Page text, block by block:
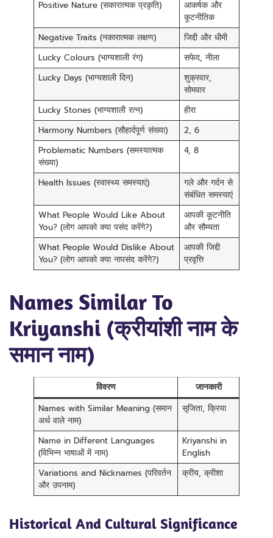
Positive Nature (सकारात्मक प्रकृति)
आकर्षक और
कूटनीतिक
Negative Traits (नकारात्मक लक्षण)
जिद्दी और धीमी
Lucky Colours (भाग्यशाली रंग)
सफेद, नीला
Lucky Days (भाग्यशाली दिन)
शुक्रवार,
सोमवार
Lucky Stones (भाग्यशाली रत्न)
हीरा
Harmony Numbers (सौहार्दपूर्ण संख्या)
2, 6
Problematic Numbers (समस्यात्मक
संख्या)
4, 8
Health Issues (स्वास्थ्य समस्याएं)
गले और गर्दन से
संबंधित समस्याएं
What People Would Like About
You? (लोग आपको क्या पसंद करेंगे?)
आपकी कूटनीति
और सौम्यता
What People Would Dislike About
You? (लोग आपको क्या नापसंद करेंगे?)
आपकी जिद्दी
प्रवृत्ति
Names Similar To
Kriyanshi (क्रीयांशी नाम के
समान नाम)
विवरण
जानकारी
Names with Similar Meaning (समान
अर्थ वाले नाम)
सृजिता, क्रिया
Name in Different Languages
(विभिन्न भाषाओं में नाम)
Kriyanshi in
English
Variations and Nicknames (परिवर्तन
और उपनाम)
क्रीय, क्रीशा
Historical And Cultural Significance